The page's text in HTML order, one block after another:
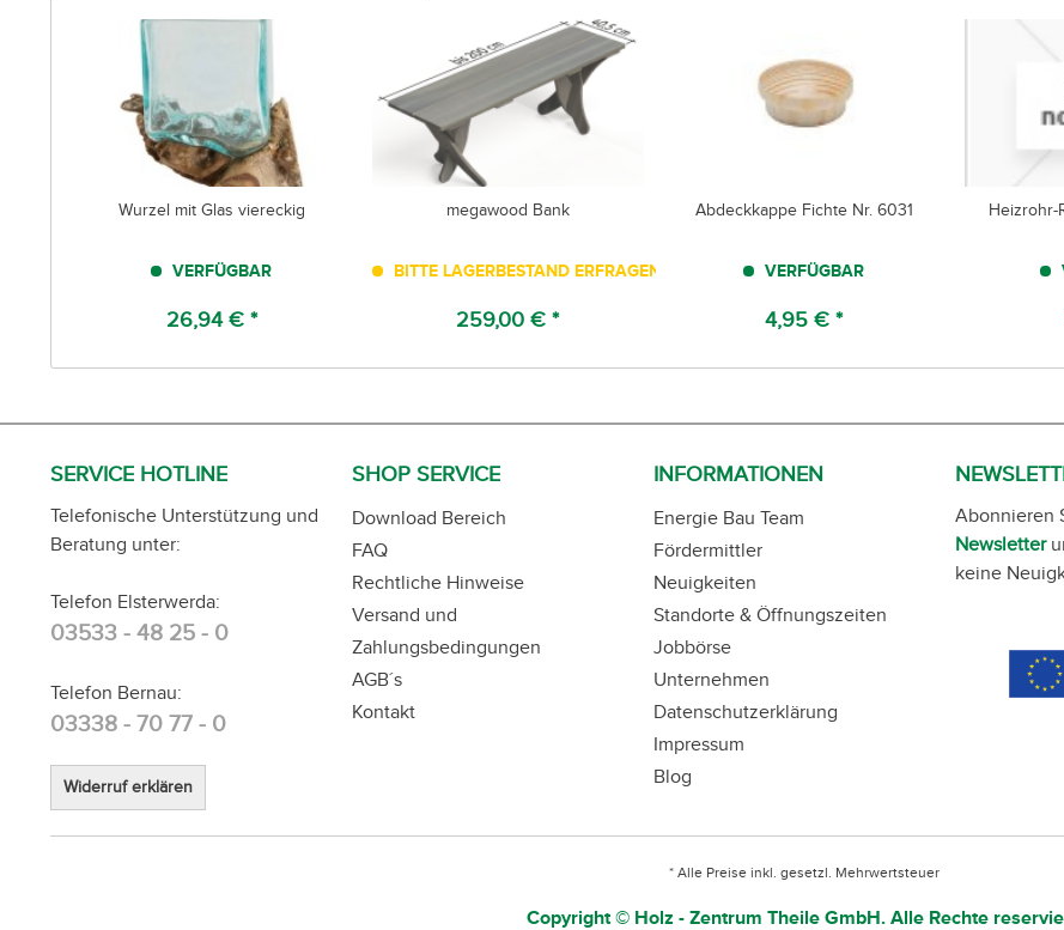
Wurzel mit Glas viereckig
VERFÜGBAR
26,94 € *
megawood Bank
BITTE LAGERBESTAND ERFRAGEN!
259,00 € *
Abdeckkappe Fichte Nr. 6031
VERFÜGBAR
4,95 € *
Heizrohr-
SERVICE HOTLINE
Telefonische Unterstützung und
Beratung unter:
Telefon Elsterwerda:
03533 - 48 25 - 0
Telefon Bernau:
03338 - 70 77 - 0
Widerruf erklären
SHOP SERVICE
Download Bereich
FAQ
Rechtliche Hinweise
Versand und
Zahlungsbedingungen
AGB´s
Kontakt
INFORMATIONEN
Energie Bau Team
Fördermittler
Neuigkeiten
Standorte & Öffnungszeiten
Jobbörse
Unternehmen
Datenschutzerklärung
Impressum
Blog
Abonnieren
Newsletter
keine
* Alle Preise inkl. gesetzl. Mehrwertsteuer
Copyright © Holz - Zentrum Theile GmbH. Alle Rechte